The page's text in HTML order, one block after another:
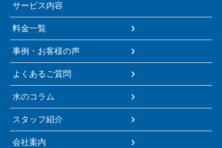
サービス内容
料金一覧
事例・お客様の声
よくあるご質問
水のコラム
スタッフ紹介
会社案内